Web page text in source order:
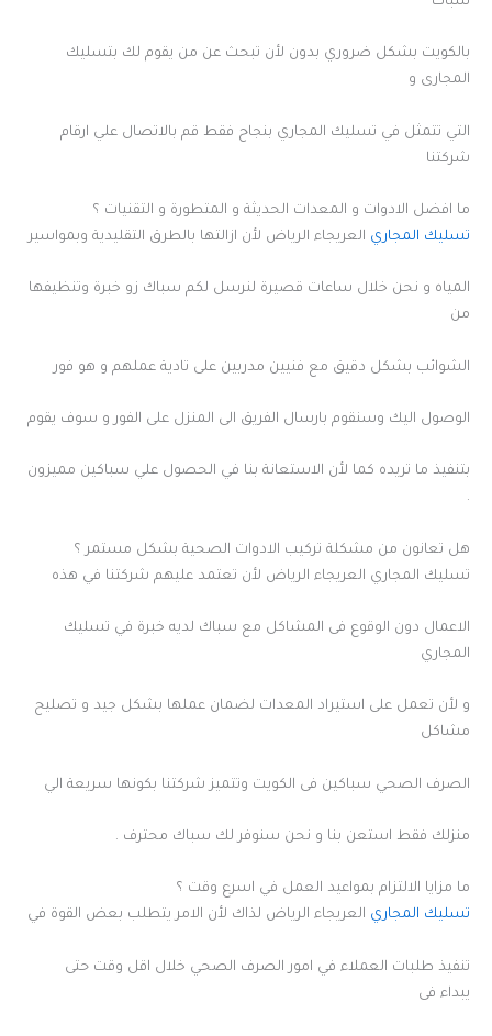
بالكويت بشكل ضروري بدون لأن تبحث عن من يقوم لك بتسليك
المجارى و
التي تتمثل في تسليك المجاري بنجاح فقط قم بالاتصال علي ارقام
شركتنا
ما افضل الادوات و المعدات الحديثة و المتطورة و التقنيات ؟
تسليك المجاري العريجاء الرياض لأن ازالتها بالطرق التقليدية وبمواسير
المياه و نحن خلال ساعات قصيرة لنرسل لكم سباك زو خبرة وتنظيفها
من
الشوائب بشكل دقيق مع فنيين مدربين على تادية عملهم و هو فور
الوصول اليك وسنقوم بارسال الفريق الى المنزل على الفور و سوف يقوم
بتنفيذ ما تريده كما لأن الاستعانة بنا في الحصول علي سباكين مميزون
.
هل تعانون من مشكلة تركيب الادوات الصحية بشكل مستمر ؟
تسليك المجاري العريجاء الرياض لأن تعتمد عليهم شركتنا في هذه
الاعمال دون الوقوع فى المشاكل مع سباك لديه خبرة في تسليك
المجاري
و لأن تعمل على استيراد المعدات لضمان عملها بشكل جيد و تصليح
مشاكل
الصرف الصحي سباكين فى الكويت وتتميز شركتنا بكونها سريعة الي
منزلك فقط استعن بنا و نحن سنوفر لك سباك محترف .
ما مزايا الالتزام بمواعيد العمل في اسرع وقت ؟
تسليك المجاري العريجاء الرياض لذاك لأن الامر يتطلب بعض القوة في
تنفيذ طلبات العملاء في امور الصرف الصحي خلال اقل وقت حتى
يبداء فى